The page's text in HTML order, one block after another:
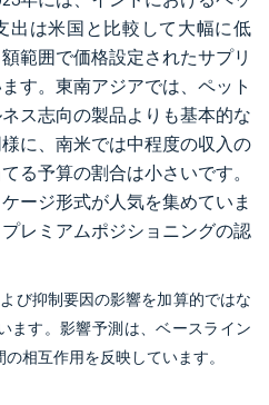
出は米国と比較して大幅に低
範囲で価格設定されたサプリ
す。東南アジアでは、ペット
ス志向の製品よりも基本的な
に、南米では中程度の収入の
る予算の割合は小さいです。
ージ形式が人気を集めていま
レミアムポジショニングの認
び抑制要因の影響を加算的ではな
ます。影響予測は、ベースライン
相互作用を反映しています。